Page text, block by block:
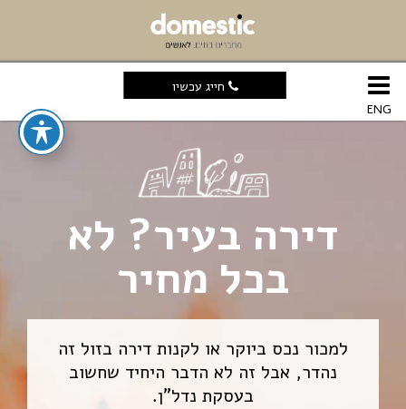
ENG
דירה בעיר? לא
בכל מחיר
למכור נכס ביוקר או לקנות דירה בזול זה
נהדר, אבל זה לא הדבר היחיד שחשוב
בעסקת נדל”ן.